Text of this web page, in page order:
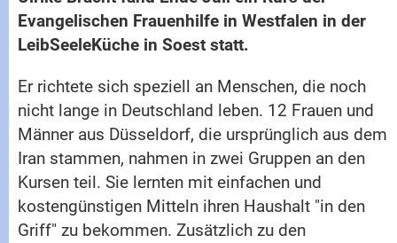
Evangelischen Frauenhilfe in Westfalen in der
LeibSeeleKüche in Soest statt.
Er richtete sich speziell an Menschen, die noch
nicht lange in Deutschland leben. 12 Frauen und
Männer aus Düsseldorf, die ursprünglich aus dem
Iran stammen, nahmen in zwei Gruppen an den
Kursen teil. Sie lernten mit einfachen und
kostengünstigen Mitteln ihren Haushalt "in den
Griff" zu bekommen. Zusätzlich zu den